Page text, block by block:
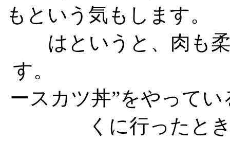
もという気も
はというと、肉も
す。 駒ヶ岳市
ースカツ丼”をやって
くに行ったと